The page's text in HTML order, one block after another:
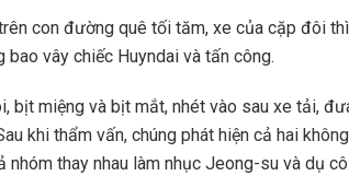
con đường quê tối tăm, xe của cặp đôi
bao vây chiếc Huyndai và tấn công.
bịt miệng và bịt mắt, nhét vào sau xe tải,
khi thẩm vấn, chúng phát hiện cả hai
nhóm thay nhau làm nhục Jeong-su và dụ